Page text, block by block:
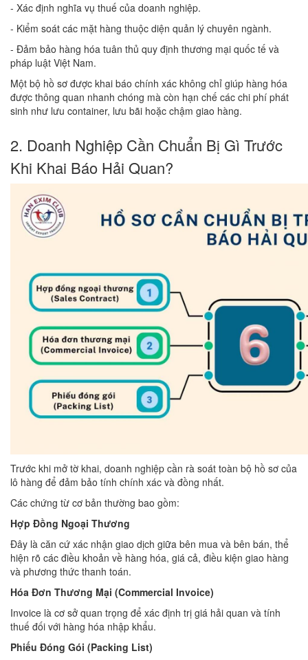
- Xác định nghĩa vụ thuế của doanh nghiệp.
- Kiểm soát các mặt hàng thuộc diện quản lý chuyên ngành.
- Đảm bảo hàng hóa tuân thủ quy định thương mại quốc tế và
pháp luật Việt Nam.
Một bộ hồ sơ được khai báo chính xác không chỉ giúp hàng hóa
được thông quan nhanh chóng mà còn hạn chế các chi phí phát
sinh như lưu container, lưu bãi hoặc chậm giao hàng.
2. Doanh Nghiệp Cần Chuẩn Bị Gì Trước
Khi Khai Báo Hải Quan?
Trước khi mở tờ khai, doanh nghiệp cần rà soát toàn bộ hồ sơ của
lô hàng để đảm bảo tính chính xác và đồng nhất.
Các chứng từ cơ bản thường bao gồm:
Hợp Đồng Ngoại Thương
Đây là căn cứ xác nhận giao dịch giữa bên mua và bên bán, thể
hiện rõ các điều khoản về hàng hóa, giá cả, điều kiện giao hàng
và phương thức thanh toán.
Hóa Đơn Thương Mại (Commercial Invoice)
Invoice là cơ sở quan trọng để xác định trị giá hải quan và tính
thuế đối với hàng hóa nhập khẩu.
Phiếu Đóng Gói (Packing List)